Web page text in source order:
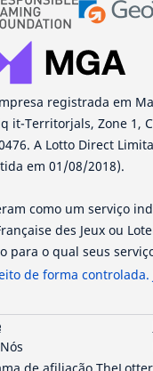
registrada em
it-Territorjals, Zone 1,
A Lotto Direct
em 01/08/2018).
como um serviço
des Jeux ou
o qual seus
de forma